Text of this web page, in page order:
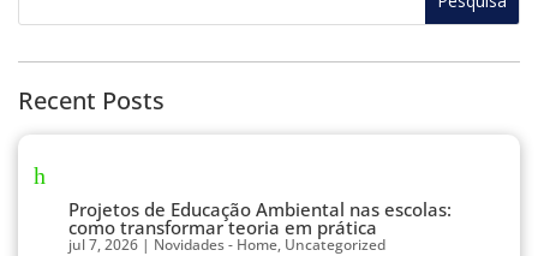
Recent Posts
Projetos de Educação Ambiental nas escolas:
como transformar teoria em prática
jul 7, 2026 | Novidades - Home, Uncategorized